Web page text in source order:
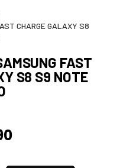
CHARGE GALAXY S8
FAST
S8 S9 NOTE